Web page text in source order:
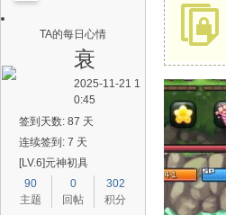
TA的每日心情
衰
2025-11-21 1
0:45
签到天数: 87 天
连续签到: 7 天
[LV.6]元神初具
90
主题
0
回帖
302
积分